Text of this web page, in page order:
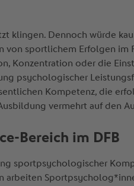
klingen. Dennoch würde
sportlichem Erfolgen
Konzentration oder die
psychologischer
Kompetenz, die
vermehrt auf den
Bereich im DFB
sportpsychologischer
arbeiten